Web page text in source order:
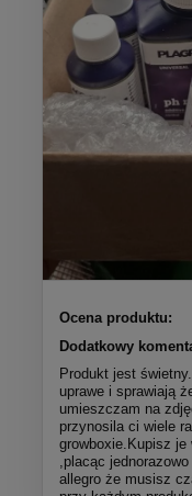
Ocena produktu:
Dodatkowy
Produkt jest
uprawe i sprawiają
umieszczam na
przynosila ci wiele
growboxie.Kupisz
,placąc
allegro że musisz